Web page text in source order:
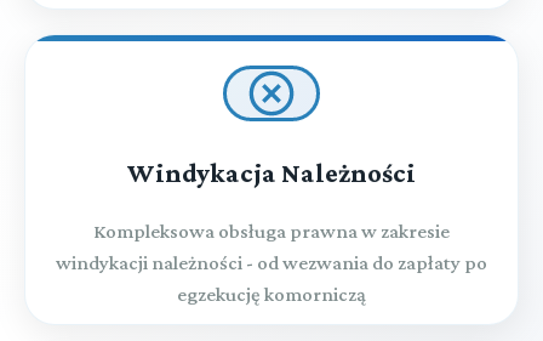
Windykacja Należności
Kompleksowa obsługa prawna w zakresie
windykacji należności - od wezwania do zapłaty po
egzekucję komorniczą